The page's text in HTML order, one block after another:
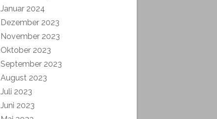
Januar 2024
Dezember 2023
November 2023
Oktober 2023
September 2023
August 2023
Juli 2023
Juni 2023